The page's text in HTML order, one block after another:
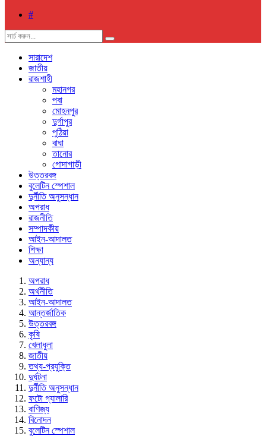
#
সারাদেশ
জাতীয়
রাজশাহী
মহানগর
পবা
মোহনপুর
দুর্গাপুর
পুঠিয়া
বাঘা
তানোর
গোদাগাড়ী
উত্তরবঙ্গ
বুলেটিন স্পেশাল
দুর্নীতি অনুসন্ধান
অপরাধ
রাজনীতি
সম্পাদকীয়
আইন-আদালত
শিক্ষা
অন্যান্য
অপরাধ
অর্থনীতি
আইন-আদালত
আন্তর্জাতিক
উত্তরবঙ্গ
কৃষি
খেলাধুলা
জাতীয়
তথ্য-প্রযুক্তি
দুর্ঘটনা
দুর্নীতি অনুসন্ধান
ফটো গ্যালারি
বাণিজ্য
বিনোদন
বুলেটিন স্পেশাল